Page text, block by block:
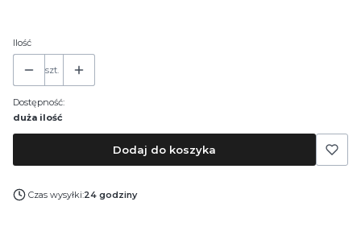
Ilość
szt.
Dostępność:
duża ilość
Dodaj do koszyka
Czas wysyłki:24 godziny